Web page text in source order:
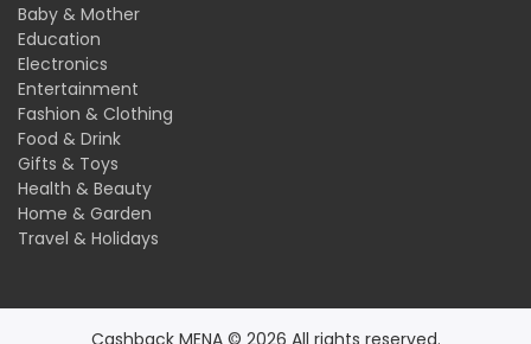
Baby & Mother
Education
Electronics
Entertainment
Fashion & Clothing
Food & Drink
Gifts & Toys
Health & Beauty
Home & Garden
Travel & Holidays
Cashback MENA © 2026 All rights reserved.